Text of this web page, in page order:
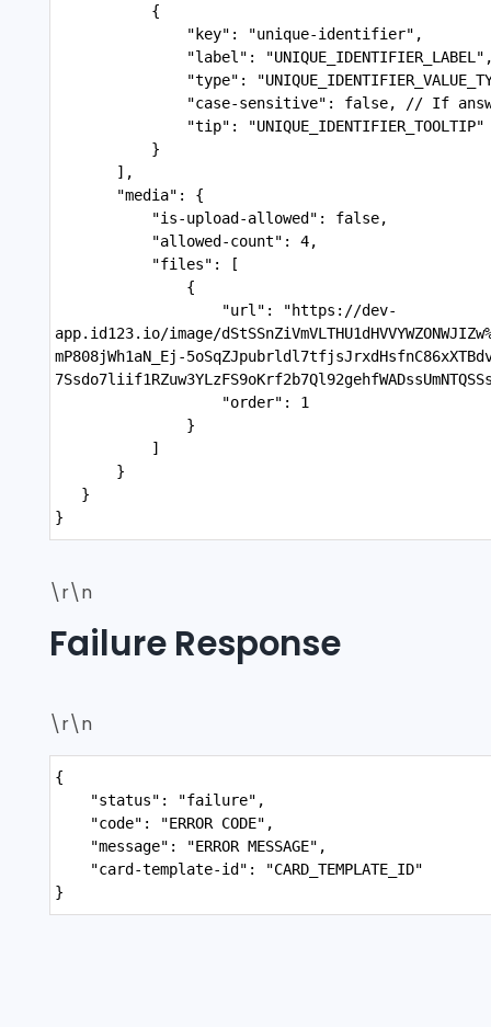
{
"key": "unique-identifier",
"label":
"type":
"case-sensitive": false, // If answer
"tip": "UNIQUE_IDENTIFIER_TOOLTIP"
}
],
"media": {
"is-upload-allowed": false,
"allowed-count": 4,
"files": [
{
"url": "https://dev-
app.id123.io/image/
mP808jWh1aN_Ej-
"order": 1
}
]
}
}
}
\r\n
Failure Response
\r\n
Syntax
Highlighter
{
"status": "failure",
"code": "ERROR CODE",
"message": "ERROR MESSAGE",
"card-template-id": "CARD_TEMPLATE_ID"
}